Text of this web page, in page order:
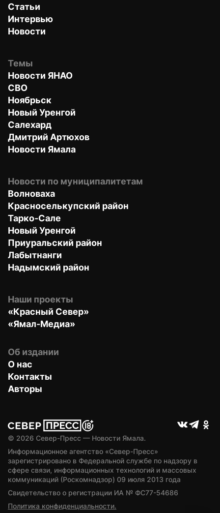
Статьи
Интервью
Новости
Темы
Новости ЯНАО
СВО
Ноябрьск
Новый Уренгой
Салехард
Дмитрий Артюхов
Новости Ямала
Новости по муниципалитетам
Волноваха
Красноселькупский район
Тарко-Сале
Новый Уренгой
Приуральский район
Лабытнанги
Надымский район
Наши проекты
«Красный Север»
«Ямал-Медиа»
Об издании
О нас
Контакты
Авторы
© 2026 Север-Пресс — Новости Ямала.
Информационное агентство «Север-Пресс»
зарегистрировано в Федеральной службе по надзору в
сфере связи, информационных технологий и массовых
коммуникаций (Роскомнадзор) 09 июля 2013 года
Свидетельство о регистрации ИА № ФС77-54686
Политика конфиденциальности.